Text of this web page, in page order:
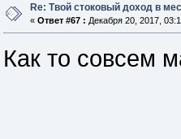
Re: Твой стоковый доход в
« Ответ #67 : Декабря 20, 2017,
Как то совсем